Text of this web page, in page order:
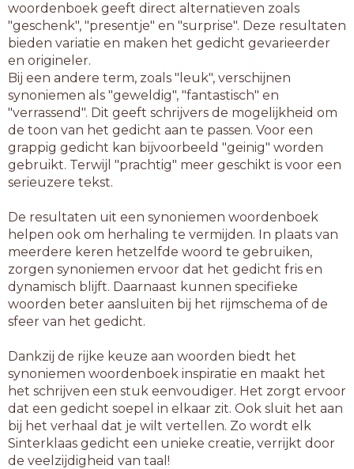
woordenboek geeft direct alternatieven zoals
"geschenk", "presentje" en "surprise". Deze resultaten
bieden variatie en maken het gedicht gevarieerder
en origineler.
Bij een andere term, zoals "leuk", verschijnen
synoniemen als "geweldig", "fantastisch" en
"verrassend". Dit geeft schrijvers de mogelijkheid om
de toon van het gedicht aan te passen. Voor een
grappig gedicht kan bijvoorbeeld "geinig" worden
gebruikt. Terwijl "prachtig" meer geschikt is voor een
serieuzere tekst.
De resultaten uit een synoniemen woordenboek
helpen ook om herhaling te vermijden. In plaats van
meerdere keren hetzelfde woord te gebruiken,
zorgen synoniemen ervoor dat het gedicht fris en
dynamisch blijft. Daarnaast kunnen specifieke
woorden beter aansluiten bij het rijmschema of de
sfeer van het gedicht.
Dankzij de rijke keuze aan woorden biedt het
synoniemen woordenboek inspiratie en maakt het
het schrijven een stuk eenvoudiger. Het zorgt ervoor
dat een gedicht soepel in elkaar zit. Ook sluit het aan
bij het verhaal dat je wilt vertellen. Zo wordt elk
Sinterklaas gedicht een unieke creatie, verrijkt door
de veelzijdigheid van taal!